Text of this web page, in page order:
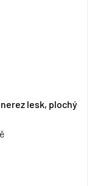
lesk, plochý